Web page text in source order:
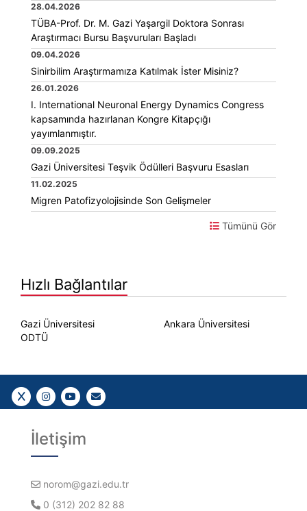
28.04.2026
TÜBA-Prof. Dr. M. Gazi Yaşargil Doktora Sonrası
Araştırmacı Bursu Başvuruları Başladı
09.04.2026
Sinirbilim Araştırmamıza Katılmak İster Misiniz?
26.01.2026
I. International Neuronal Energy Dynamics Congress
kapsamında hazırlanan Kongre Kitapçığı
yayımlanmıştır.
09.09.2025
Gazi Üniversitesi Teşvik Ödülleri Başvuru Esasları
11.02.2025
Migren Patofizyolojisinde Son Gelişmeler
Tümünü Gör
Hızlı Bağlantılar
Gazi Üniversitesi
Ankara Üniversitesi
ODTÜ
Bizi takip edin
Bizi takip edin
YouTubeGazi E-Mail
İletişim
norom@gazi.edu.tr
0 (312) 202 82 88